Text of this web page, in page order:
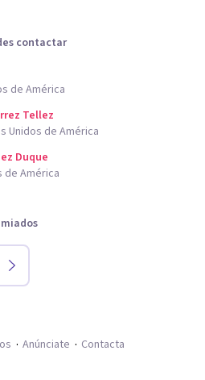
contactar
de América
Tellez
Unidos de América
Duque
de América
Anúnciate Contacta